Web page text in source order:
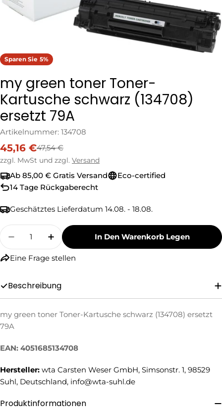
Sparen Sie 5%
my green toner Toner-
Kartusche schwarz (134708)
ersetzt 79A
Artikelnummer: 134708
Verkaufspreis
45,16 €
Regulärer
Preis
47,54 €
zzgl. MwSt und zzgl. Versand
Ab 85,00 € Gratis Versand
Eco-certified
14 Tage Rückgaberecht
Geschätztes Lieferdatum 14.08. - 18.08.
Menge
Menge Für My Green Toner Toner-
Menge Für My Green Toner Toner-
In Den Warenkorb Legen
Eine Frage stellen
Name
Ihre
E-
Telefonnummer
Beschreibung
my green toner Toner-Kartusche schwarz (134708) ersetzt
79A
EAN: 4051685134708
Hersteller: wta Carsten Weser GmbH, Simsonstr. 1, 98529
Suhl, Deutschland, info@wta-suhl.de
Produktinformationen